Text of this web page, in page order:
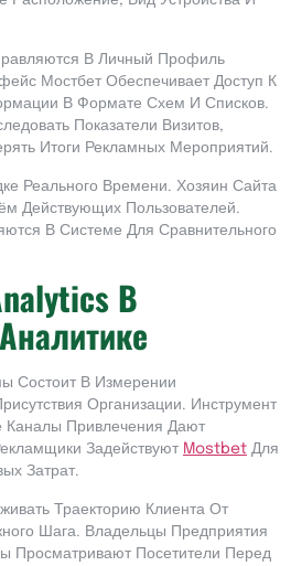
В Личный Профиль
Мостбет Обеспечивает Доступ К
В Формате Схем И Списков.
Показатели Визитов,
Итоги Рекламных Мероприятий.
Реального Времени. Хозяин Сайта
Действующих Пользователей.
В Системе Для Сравнительного
В
Состоит В Измерении
Организации. Инструмент
Каналы Привлечения Дают
Задействуют Mostbet Для
Затрат.
Траекторию Клиента От
Шага. Владельцы Предприятия
Просматривают Посетители Перед